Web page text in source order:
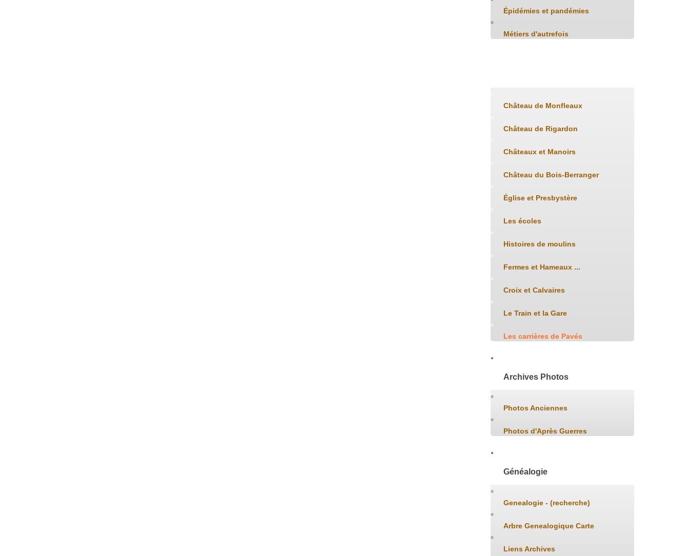
Épidémies et pandémies
Métiers d'autrefois
Château de Monfleaux
Château de Rigardon
Châteaux et Manoirs
Château du Bois-Berranger
Église et Presbystère
Les écoles
Histoires de moulins
Fermes et Hameaux ...
Croix et Calvaires
Le Train et la Gare
Les carrières de Pavés
Archives Photos
Photos Anciennes
Photos d'Après Guerres
Généalogie
Genealogie - (recherche)
Arbre Genealogique Carte
Liens Archives